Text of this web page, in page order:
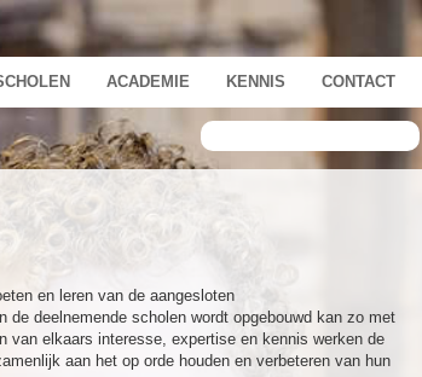
ACADEMIE KENNIS CONTACT
en leren van de aangesloten
de deelnemende scholen wordt opgebouwd kan zo met
van elkaars interesse, expertise en kennis werken de
aan het op orde houden en verbeteren van hun